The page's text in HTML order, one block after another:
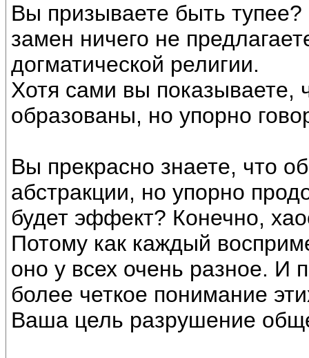
Вы призываете быть
замен ничего не
догматической религии.
Хотя сами вы показываете,
образованы, но упорно
Вы прекрасно знаете, что
абстракции, но упорно
будет эффект? Конечно,
Потому как каждый
оно у всех очень разное. И
более четкое понимание
Ваша цель разрушение